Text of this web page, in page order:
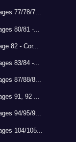
77/78/7...
80/81 -...
82 - Cor...
83/84 -...
87/88/8...
91, 92 ...
94/95/9...
104/105...